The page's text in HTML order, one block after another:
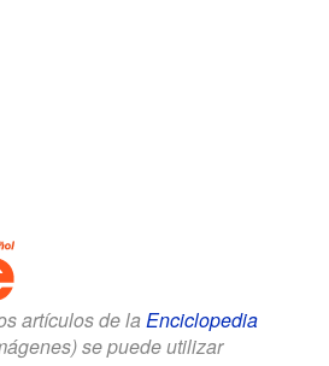
artículos de la Enciclopedia
se puede utilizar